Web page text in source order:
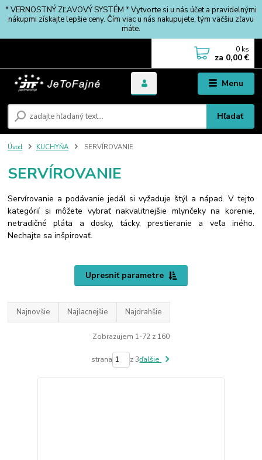
* VERNOSTNÝ ZĽAVOVÝ SYSTÉM * Vytvorte si u nás účet a pravidelnými
nákupmi získajte lepšie ceny. Čím viac u nás nakupujete, tým väčšiu zľavu
máte.
Menu
Hľadať
0 ks
za 0,00 €
Úvod KUCHYŇA SERVÍROVANIE
SERVÍROVANIE
Servírovanie a podávanie jedál si vyžaduje štýl a nápad. V tejto
kategórií si môžete vybrať nakvalitnejšie mlynčeky na korenie,
netradičné pláta a dosky, tácky, prestieranie a veľa iného.
Nechajte sa inšpirovať.
Upresniť parametre
Najnovšie Najlacnejšie Najdrahšie
Zobrazujem 1-72 z 160
strana z 3ďalšie